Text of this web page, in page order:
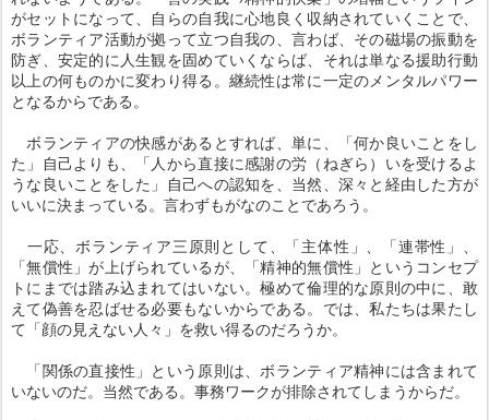
がセットになって、自らの自我に心地良く収納されていくことで、
ボランティア活動が拠って立つ自我の、言わば、その磁場の振動を
防ぎ、安定的に人生観を固めていくならば、それは単なる援助行動
以上の何ものかに変わり得る。継続性は常に一定のメンタルパワー
となるからである。
ボランティアの快感があるとすれば、単に、「何か良いことをし
た」自己よりも、「人から直接に感謝の労（ねぎら）いを受けるよ
うな良いことをした」自己への認知を、当然、深々と経由した方が
いいに決まっている。言わずもがなのことであろう。
一応、ボランティア三原則として、「主体性」、「連帯性」、
「無償性」が上げられているが、「精神的無償性」というコンセプ
トにまでは踏み込まれてはいない。極めて倫理的な原則の中に、敢
えて偽善を忍ばせる必要もないからである。では、私たちは果たし
て「顔の見えない人々」を救い得るのだろうか。
「関係の直接性」という原則は、ボランティア精神には含まれて
いないのだ。当然である。事務ワークが排除されてしまうからだ。